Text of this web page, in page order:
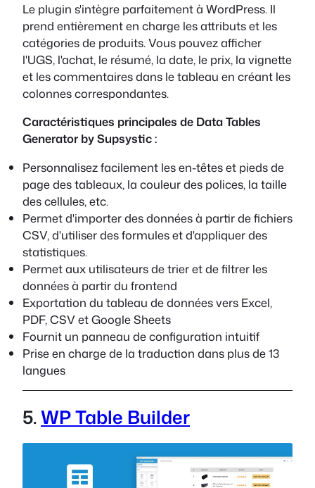
Le plugin s'intègre parfaitement à WordPress. Il
prend entièrement en charge les attributs et les
catégories de produits. Vous pouvez afficher
l'UGS, l'achat, le résumé, la date, le prix, la vignette
et les commentaires dans le tableau en créant les
colonnes correspondantes.
Caractéristiques principales de Data Tables
Generator by Supsystic :
Personnalisez facilement les en-têtes et pieds de
page des tableaux, la couleur des polices, la taille
des cellules, etc.
Permet d'importer des données à partir de fichiers
CSV, d'utiliser des formules et d'appliquer des
statistiques.
Permet aux utilisateurs de trier et de filtrer les
données à partir du frontend
Exportation du tableau de données vers Excel,
PDF, CSV et Google Sheets
Fournit un panneau de configuration intuitif
Prise en charge de la traduction dans plus de 13
langues
5.WP Table Builder